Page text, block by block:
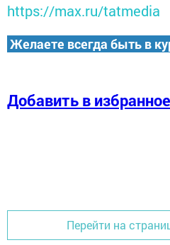
https://max.ru/tatmedia
Желаете всегда быть в
Добавить в избранное
Перейти на